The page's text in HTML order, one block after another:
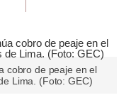
cobro de peaje en el
Lima. (Foto: GEC)